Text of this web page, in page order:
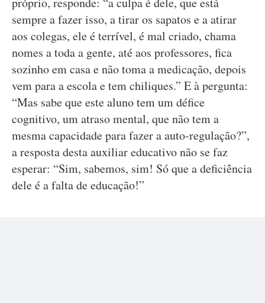
sempre a fazer isso, a tirar os sapatos e a atirar
aos colegas, ele é terrível, é mal criado, chama
nomes a toda a gente, até aos professores, fica
sozinho em casa e não toma a medicação, depois
vem para a escola e tem chiliques.” E à pergunta:
“Mas sabe que este aluno tem um défice
cognitivo, um atraso mental, que não tem a
mesma capacidade para fazer a auto-regulação?”,
a resposta desta auxiliar educativo não se faz
esperar: “Sim, sabemos, sim! Só que a deficiência
dele é a falta de educação!”